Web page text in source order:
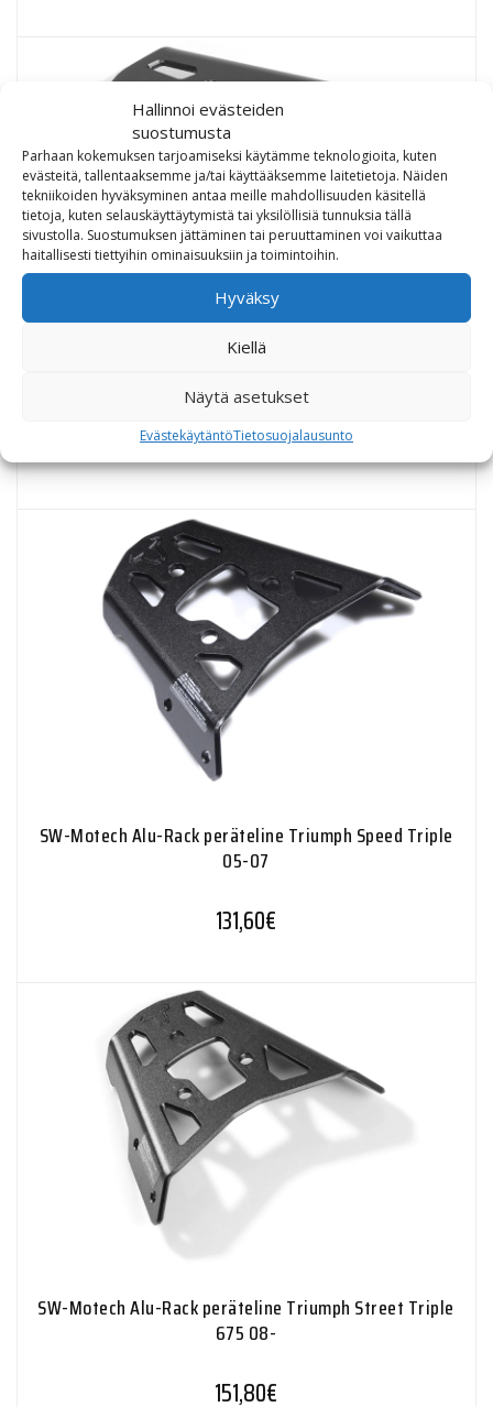
Hallinnoi evästeiden
suostumusta
Parhaan kokemuksen tarjoamiseksi käytämme teknologioita, kuten
evästeitä, tallentaaksemme ja/tai käyttääksemme laitetietoja. Näiden
tekniikoiden hyväksyminen antaa meille mahdollisuuden käsitellä
tietoja, kuten selauskäyttäytymistä tai yksilöllisiä tunnuksia tällä
sivustolla. Suostumuksen jättäminen tai peruuttaminen voi vaikuttaa
haitallisesti tiettyihin ominaisuuksiin ja toimintoihin.
Hyväksy
Kiellä
Näytä asetukset
EvästekäytäntöTietosuojalausunto
SW-Motech Alu-Rack peräteline Triumph Speed Triple
1050i
141,70€
SW-Motech Alu-Rack peräteline Triumph Speed Triple
05-07
131,60€
SW-Motech Alu-Rack peräteline Triumph Street Triple
675 08-
151,80€